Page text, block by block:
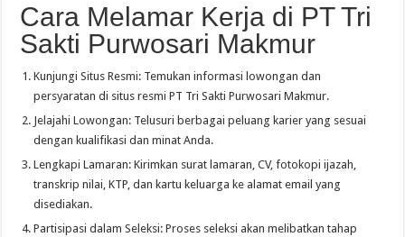
Cara Melamar Kerja di PT Tri
Sakti Purwosari Makmur
Kunjungi Situs Resmi: Temukan informasi lowongan dan
persyaratan di situs resmi PT Tri Sakti Purwosari Makmur.
Jelajahi Lowongan: Telusuri berbagai peluang karier yang sesuai
dengan kualifikasi dan minat Anda.
Lengkapi Lamaran: Kirimkan surat lamaran, CV, fotokopi ijazah,
transkrip nilai, KTP, dan kartu keluarga ke alamat email yang
disediakan.
Partisipasi dalam Seleksi: Proses seleksi akan melibatkan tahap